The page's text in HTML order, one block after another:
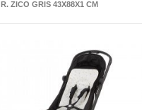
R. ZICO GRIS 43X88X1 CM